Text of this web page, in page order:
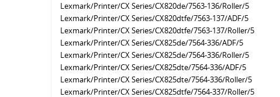
Lexmark/Printer/CX Series/CX820de/7563-136/Roller/5
Lexmark/Printer/CX Series/CX820dtfe/7563-137/ADF/5
Lexmark/Printer/CX Series/CX820dtfe/7563-137/Roller/5
Lexmark/Printer/CX Series/CX825de/7564-336/ADF/5
Lexmark/Printer/CX Series/CX825de/7564-336/Roller/5
Lexmark/Printer/CX Series/CX825dte/7564-336/ADF/5
Lexmark/Printer/CX Series/CX825dte/7564-336/Roller/5
Lexmark/Printer/CX Series/CX825dtfe/7564-337/Roller/5